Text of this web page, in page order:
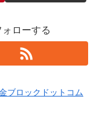
ローする
ブロックドットコム